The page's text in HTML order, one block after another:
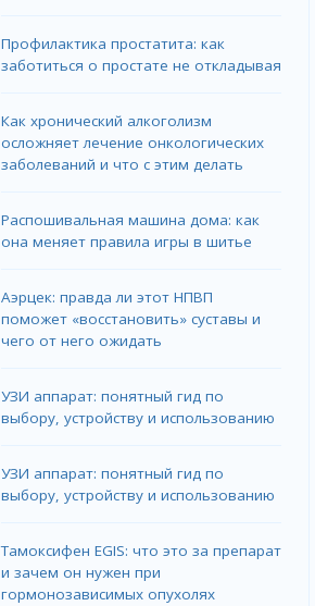
Профилактика простатита: как
заботиться о простате не откладывая
Как хронический алкоголизм
осложняет лечение онкологических
заболеваний и что с этим делать
Распошивальная машина дома: как
она меняет правила игры в шитье
Аэрцек: правда ли этот НПВП
поможет «восстановить» суставы и
чего от него ожидать
УЗИ аппарат: понятный гид по
выбору, устройству и использованию
УЗИ аппарат: понятный гид по
выбору, устройству и использованию
Тамоксифен EGIS: что это за препарат
и зачем он нужен при
гормонозависимых опухолях